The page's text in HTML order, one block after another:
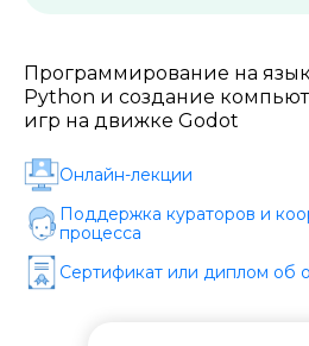
Программирование на
Python и создание
игр на движке Godot
Онлайн-лекции
Поддержка кураторов и
процесса
Сертификат или диплом об
Уровень